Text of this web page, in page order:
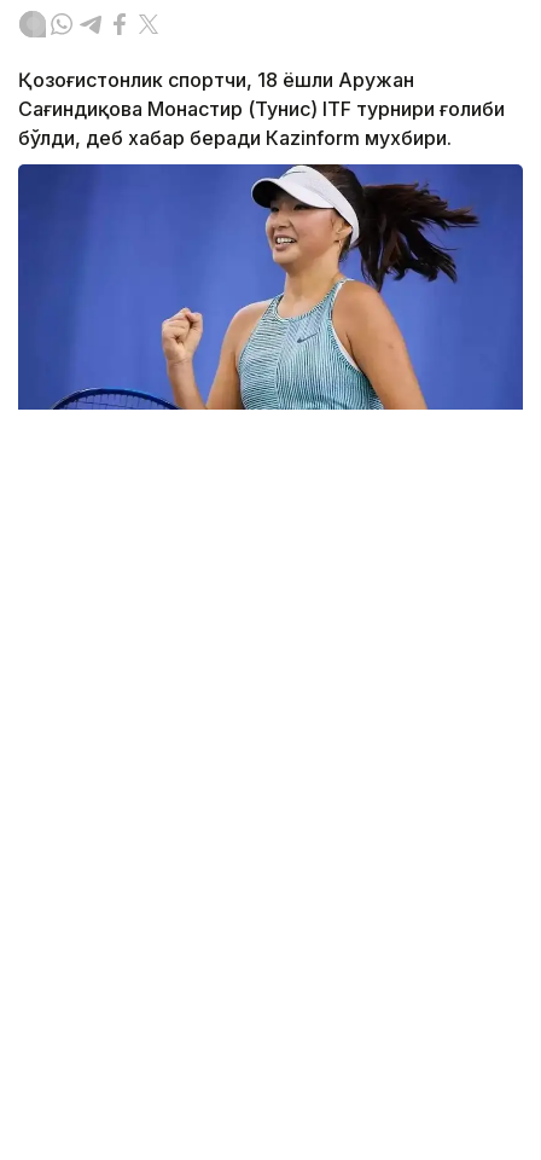
Қозоғистонлик спортчи, 18 ёшли Аружан
Сағиндиқова Монастир (Тунис) ITF турнири ғолиби
бўлди, деб хабар беради Каzinform мухбири.